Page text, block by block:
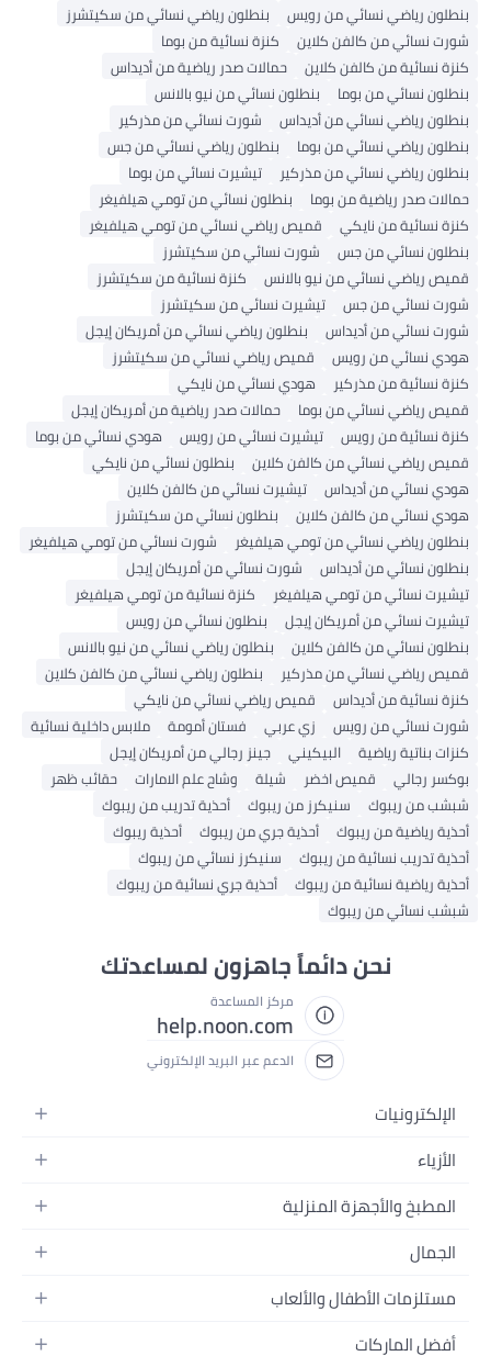
بنطلون رياضي نسائي من رويس
بنطلون رياضي نسائي من سكيتشرز
شورت نسائي من كالفن كلاين
كنزة نسائية من بوما
كنزة نسائية من كالفن كلاين
حمالات صدر رياضية من أديداس
بنطلون نسائي من بوما
بنطلون نسائي من نيو بالانس
بنطلون رياضي نسائي من أديداس
شورت نسائي من مذركير
بنطلون رياضي نسائي من بوما
بنطلون رياضي نسائي من جس
بنطلون رياضي نسائي من مذركير
تيشيرت نسائي من بوما
حمالات صدر رياضية من بوما
بنطلون نسائي من تومي هيلفيغر
كنزة نسائية من نايكي
قميص رياضي نسائي من تومي هيلفيغر
بنطلون نسائي من جس
شورت نسائي من سكيتشرز
قميص رياضي نسائي من نيو بالانس
كنزة نسائية من سكيتشرز
شورت نسائي من جس
تيشيرت نسائي من سكيتشرز
شورت نسائي من أديداس
بنطلون رياضي نسائي من أمريكان إيجل
هودي نسائي من رويس
قميص رياضي نسائي من سكيتشرز
كنزة نسائية من مذركير
هودي نسائي من نايكي
قميص رياضي نسائي من بوما
حمالات صدر رياضية من أمريكان إيجل
كنزة نسائية من رويس
تيشيرت نسائي من رويس
هودي نسائي من بوما
قميص رياضي نسائي من كالفن كلاين
بنطلون نسائي من نايكي
هودي نسائي من أديداس
تيشيرت نسائي من كالفن كلاين
هودي نسائي من كالفن كلاين
بنطلون نسائي من سكيتشرز
بنطلون رياضي نسائي من تومي هيلفيغر
شورت نسائي من تومي هيلفيغر
بنطلون نسائي من أديداس
شورت نسائي من أمريكان إيجل
تيشيرت نسائي من تومي هيلفيغر
كنزة نسائية من تومي هيلفيغر
تيشيرت نسائي من أمريكان إيجل
بنطلون نسائي من رويس
بنطلون نسائي من كالفن كلاين
بنطلون رياضي نسائي من نيو بالانس
قميص رياضي نسائي من مذركير
بنطلون رياضي نسائي من كالفن كلاين
كنزة نسائية من أديداس
قميص رياضي نسائي من نايكي
شورت نسائي من رويس
زي عربي فستان أمومة
ملابس داخلية نسائية
كنزات بناتية رياضية
البيكيني
جينز رجالي من أمريكان إيجل
بوكسر رجالي
قميص اخضر شيلة وشاح علم الامارات
حقائب ظهر
شبشب من ريبوك
سنيكرز من ريبوك
أحذية تدريب من ريبوك
أحذية رياضية من ريبوك
أحذية جري من ريبوك
أحذية ريبوك
أحذية تدريب نسائية من ريبوك
سنيكرز نسائي من ريبوك
أحذية رياضية نسائية من ريبوك
أحذية جري نسائية من ريبوك
شبشب نسائي من ريبوك
نحن دائماً جاهزون لمساعدتك
مركز المساعدة
help.noon.com
الدعم عبر البريد الإلكتروني
الإلكترونيات
الجوالات
اللابتوبات
الأجهزة المنزلية
التلفزيونات
السماعات
الأزياء
أزياء نسائية
أزياء البنات
أزياء الأولاد
المطبخ والأجهزة المنزلية
الحمام
المطبخ والسفرة
أدوات وتحسين المنزل
الجمال
العطور
مستلزمات الأطفال والألعاب
الحفاضات
أفضل الماركات